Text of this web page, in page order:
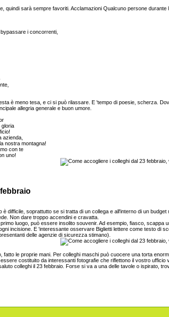
quindi sarà sempre favoriti. Acclamazioni Qualcuno persone
i concorrenti,
è meno tesa, e ci si può rilassare. E 'tempo di poesie, scherza.
allegria generale e buon umore.
gloria
azienda,
nostra montagna!
con te
uno!
è difficile, soprattutto se si tratta di un collega e all'interno di un
Non dare troppo accendini e cravatta.
luogo, può essere insolito souvenir. Ad esempio, fiasco,
incisione. E 'interessante osservare Biglietti lettere come testo di
delle agenzie di sicurezza stimano).
fatto le proprie mani. Per colleghi maschi può cuocere una torta
costituito da interessanti fotografie che riflettono il vostro ufficio
colleghi il 23 febbraio. Forse si va a una delle tavole o ispirato,